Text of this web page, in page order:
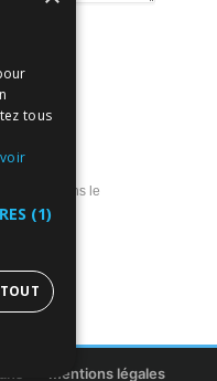
site dans le
Mentions légales
tous
(1)